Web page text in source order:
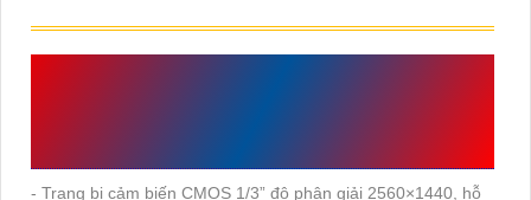
- Trang bị cảm biến CMOS 1/3” độ phân giải 2560×1440, hỗ